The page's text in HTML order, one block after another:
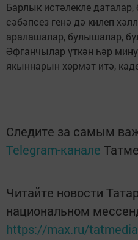
Барлык истәлекле
сәбәпсез генә дә килеп
аралашалар, булышалар,
Әфганчылар үткән һәр
якыннарын хөрмәт итә,
Следите за самым
Telegram-канале
Читайте новости
национальном
https://max.ru/tatmedia